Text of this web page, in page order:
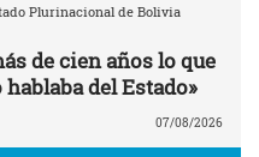
Plurinacional de Bolivia
de cien años lo que
del Estado»
07/08/2026